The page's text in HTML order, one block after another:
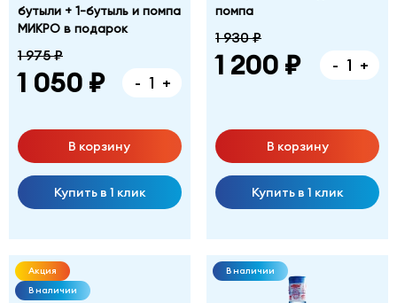
бутыли + 1-бутыль и помпа
МИКРО в подарок
1 975 ₽
1 050 ₽ - +
В корзину
Купить в 1 клик
помпа
1 930 ₽
1 200 ₽ - +
В корзину
Купить в 1 клик
Акция
В наличии
В наличии